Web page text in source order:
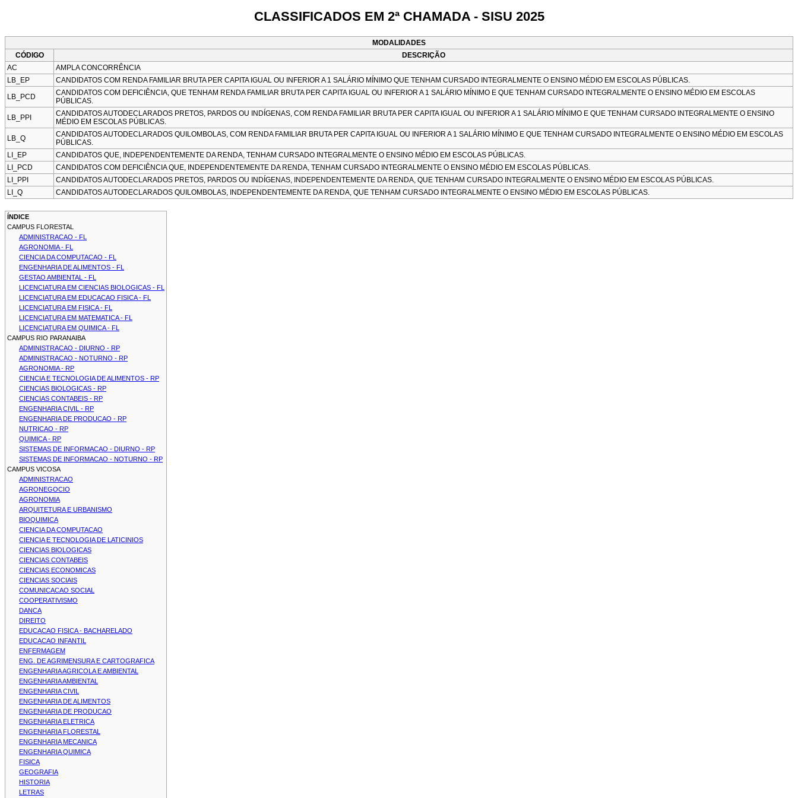
CLASSIFICADOS EM 2ª CHAMADA - SISU 2025
MODALIDADES
CÓDIGO
DESCRIÇÃO
AC
AMPLA CONCORRÊNCIA
LB_EP
CANDIDATOS COM RENDA FAMILIAR BRUTA PER CAPITA IGUAL OU INFERIOR A 1 SALÁRIO MÍNIMO QUE TENHAM CURSADO INTEGRALMENTE O ENSINO MÉDIO EM ESCOLAS PÚBLICAS.
LB_PCD
CANDIDATOS COM DEFICIÊNCIA, QUE TENHAM RENDA FAMILIAR BRUTA PER CAPITA IGUAL OU INFERIOR A 1 SALÁRIO MÍNIMO E QUE TENHAM CURSADO INTEGRALMENTE O ENSINO MÉDIO EM ESCOLAS
PÚBLICAS.
LB_PPI
CANDIDATOS AUTODECLARADOS PRETOS, PARDOS OU INDÍGENAS, COM RENDA FAMILIAR BRUTA PER CAPITA IGUAL OU INFERIOR A 1 SALÁRIO MÍNIMO E QUE TENHAM CURSADO INTEGRALMENTE O ENSINO
MÉDIO EM ESCOLAS PÚBLICAS.
LB_Q
CANDIDATOS AUTODECLARADOS QUILOMBOLAS, COM RENDA FAMILIAR BRUTA PER CAPITA IGUAL OU INFERIOR A 1 SALÁRIO MÍNIMO E QUE TENHAM CURSADO INTEGRALMENTE O ENSINO MÉDIO EM ESCOLAS
PÚBLICAS.
LI_EP
CANDIDATOS QUE, INDEPENDENTEMENTE DA RENDA, TENHAM CURSADO INTEGRALMENTE O ENSINO MÉDIO EM ESCOLAS PÚBLICAS.
LI_PCD
CANDIDATOS COM DEFICIÊNCIA QUE, INDEPENDENTEMENTE DA RENDA, TENHAM CURSADO INTEGRALMENTE O ENSINO MÉDIO EM ESCOLAS PÚBLICAS.
LI_PPI
CANDIDATOS AUTODECLARADOS PRETOS, PARDOS OU INDÍGENAS, INDEPENDENTEMENTE DA RENDA, QUE TENHAM CURSADO INTEGRALMENTE O ENSINO MÉDIO EM ESCOLAS PÚBLICAS.
LI_Q
CANDIDATOS AUTODECLARADOS QUILOMBOLAS, INDEPENDENTEMENTE DA RENDA, QUE TENHAM CURSADO INTEGRALMENTE O ENSINO MÉDIO EM ESCOLAS PÚBLICAS.
ÍNDICE
CAMPUS FLORESTAL
ADMINISTRACAO - FL
AGRONOMIA - FL
CIENCIA DA COMPUTACAO - FL
ENGENHARIA DE ALIMENTOS - FL
GESTAO AMBIENTAL - FL
LICENCIATURA EM CIENCIAS BIOLOGICAS - FL
LICENCIATURA EM EDUCACAO FISICA - FL
LICENCIATURA EM FISICA - FL
LICENCIATURA EM MATEMATICA - FL
LICENCIATURA EM QUIMICA - FL
CAMPUS RIO PARANAIBA
ADMINISTRACAO - DIURNO - RP
ADMINISTRACAO - NOTURNO - RP
AGRONOMIA - RP
CIENCIA E TECNOLOGIA DE ALIMENTOS - RP
CIENCIAS BIOLOGICAS - RP
CIENCIAS CONTABEIS - RP
ENGENHARIA CIVIL - RP
ENGENHARIA DE PRODUCAO - RP
NUTRICAO - RP
QUIMICA - RP
SISTEMAS DE INFORMACAO - DIURNO - RP
SISTEMAS DE INFORMACAO - NOTURNO - RP
CAMPUS VICOSA
ADMINISTRACAO
AGRONEGOCIO
AGRONOMIA
ARQUITETURA E URBANISMO
BIOQUIMICA
CIENCIA DA COMPUTACAO
CIENCIA E TECNOLOGIA DE LATICINIOS
CIENCIAS BIOLOGICAS
CIENCIAS CONTABEIS
CIENCIAS ECONOMICAS
CIENCIAS SOCIAIS
COMUNICACAO SOCIAL
COOPERATIVISMO
DANCA
DIREITO
EDUCACAO FISICA - BACHARELADO
EDUCACAO INFANTIL
ENFERMAGEM
ENG. DE AGRIMENSURA E CARTOGRAFICA
ENGENHARIA AGRICOLA E AMBIENTAL
ENGENHARIA AMBIENTAL
ENGENHARIA CIVIL
ENGENHARIA DE ALIMENTOS
ENGENHARIA DE PRODUCAO
ENGENHARIA ELETRICA
ENGENHARIA FLORESTAL
ENGENHARIA MECANICA
ENGENHARIA QUIMICA
FISICA
GEOGRAFIA
HISTORIA
LETRAS